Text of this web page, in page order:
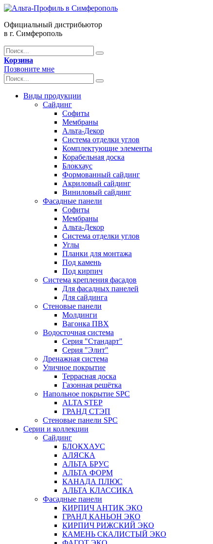
Официальный дистрибьютор
в г. Симферополь
Корзина
Позвоните мне
Виды продукции
Сайдинг
Софиты
Мембраны
Альта-Декор
Система отделки углов
Комплектующие элементы
Корабельная доска
Блокхаус
Формованный сайдинг
Акриловый сайдинг
Виниловый сайдинг
Фасадные панели
Софиты
Мембраны
Альта-Декор
Система отделки углов
Углы
Планки для монтажа
Под камень
Под кирпич
Система крепления фасадов
Для фасадных панелей
Для сайдинга
Стеновые панели
Молдинги
Вагонка ПВХ
Водосточная система
Серия "Стандарт"
Серия "Элит"
Дренажная система
Уличное покрытие
Террасная доска
Газонная решётка
Напольное покрытие SPC
ALTA STEP
ГРАНД СТЭП
Стеновые панели SPC
Серии и коллекции
Сайдинг
БЛОКХАУС
АЛЯСКА
АЛЬТА БРУС
АЛЬТА ФОРМ
КАНАДА ПЛЮС
АЛЬТА КЛАССИКА
Фасадные панели
КИРПИЧ АНТИК ЭКО
ГРАНД КАНЬОН ЭКО
КИРПИЧ РИЖСКИЙ ЭКО
КАМЕНЬ СКАЛИСТЫЙ ЭКО